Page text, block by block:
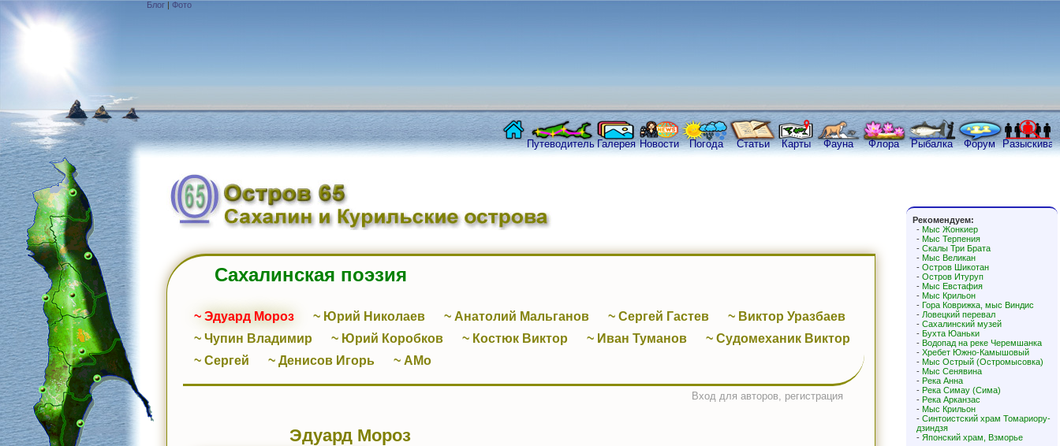
Блог | Фото
Путеводитель Галерея Новости Погода Статьи Карты Фауна Флора Рыбалка Форум
Сахалинская поэзия
~ Эдуард Мороз ~ Юрий Николаев ~ Анатолий Мальганов ~ Сергей Гастев
~ Виктор Уразбаев
~ Чупин Владимир
~ Юрий Коробков ~ Костюк Виктор ~ Иван Туманов
~ Судомеханик Виктор
~ Сергей
~ Денисов Игорь ~ АМо
Вход для авторов, регистрация
Эдуард Мороз
Рекомендуем:
- Мыс Жонкиер
- Мыс Терпения
- Скалы Три Брата
- Мыс Великан
- Остров Шикотан
- Остров Итуруп
- Мыс Евстафия
- Мыс Крильон
- Гора Коврижка, мыс Виндис
- Ловецкий перевал
- Сахалинский музей
- Бухта Юаньки
- Водопад на реке Черемшанка
- Хребет Южно-Камышовый
- Мыс Острый (Остромысовка)
- Мыс Сенявина
- Река Анна
- Река Симау (Сима)
- Река Арканзас
- Мыс Крильон
- Синтоистский храм Томариору-
дзиндзя
- Японский храм, Взморье